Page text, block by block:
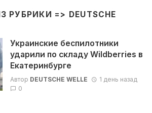
РУБРИКИ => DEUTSCHE
Украинские беспилотники
ударили по складу Wildberries в
Екатеринбурге
Автор DEUTSCHE WELLE
1 день назад
0